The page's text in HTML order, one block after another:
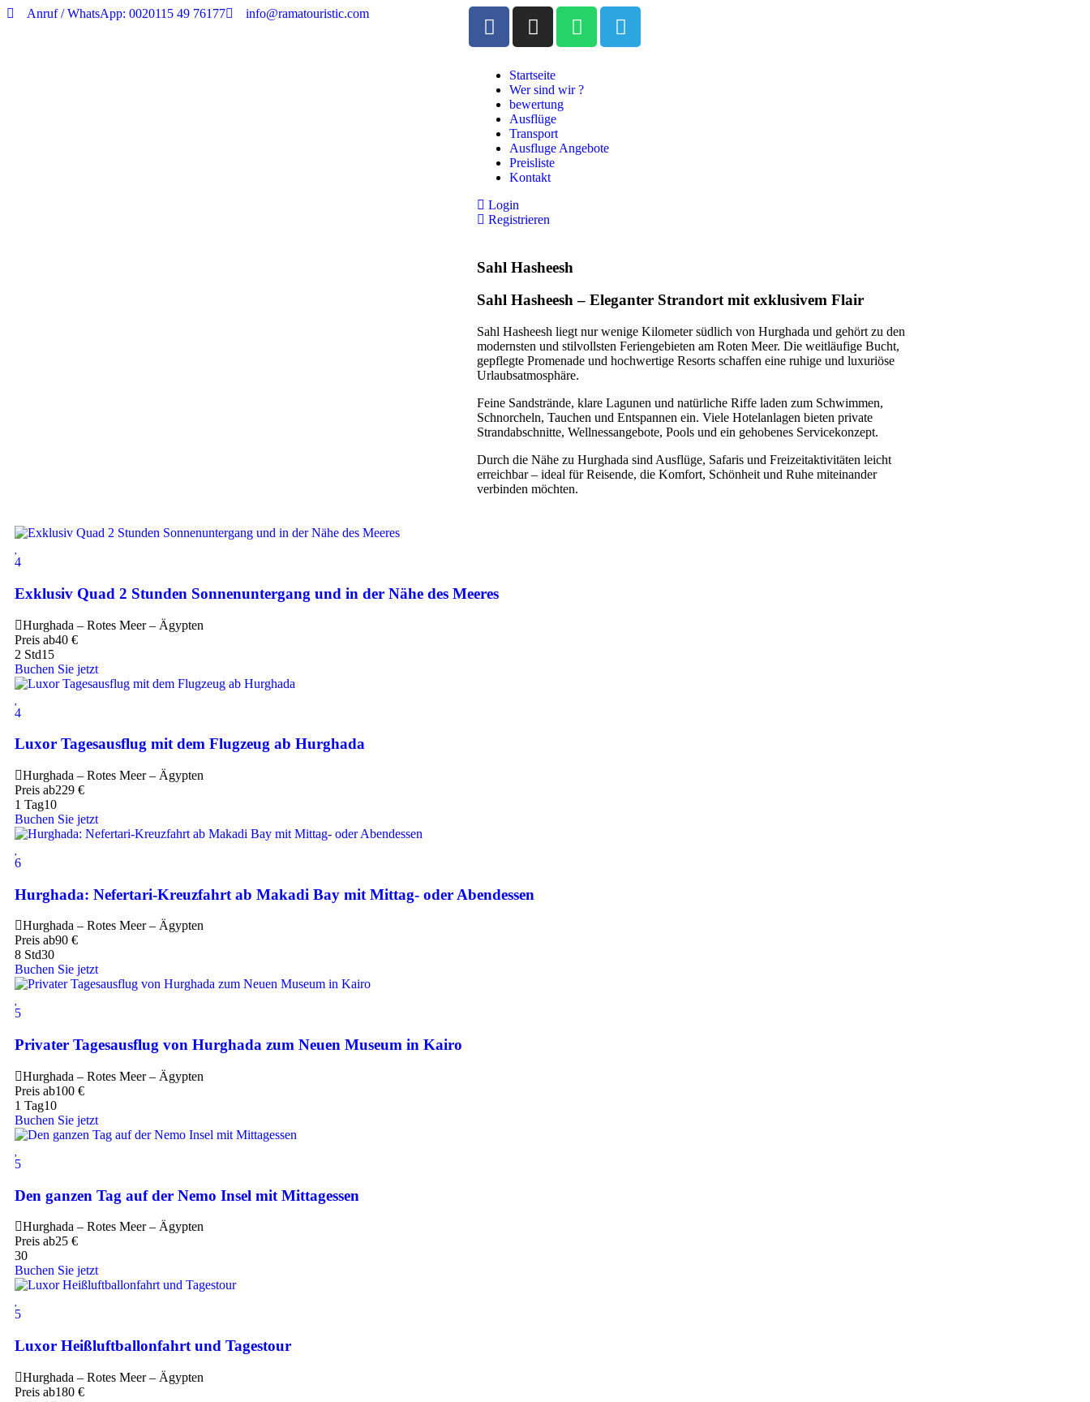
Anruf / WhatsApp: 0020115 49 76177 info@ramatouristic.com
Startseite
Wer sind wir ?
bewertung
Ausflüge
Transport
Ausfluge Angebote
Preisliste
Kontakt
Login
Registrieren
Sahl Hasheesh
Sahl Hasheesh – Eleganter Strandort mit exklusivem Flair
Sahl Hasheesh liegt nur wenige Kilometer südlich von Hurghada und gehört zu den
modernsten und stilvollsten Feriengebieten am Roten Meer. Die weitläufige Bucht,
gepflegte Promenade und hochwertige Resorts schaffen eine ruhige und luxuriöse
Urlaubsatmosphäre.
Feine Sandstrände, klare Lagunen und natürliche Riffe laden zum Schwimmen,
Schnorcheln, Tauchen und Entspannen ein. Viele Hotelanlagen bieten private
Strandabschnitte, Wellnessangebote, Pools und ein gehobenes Servicekonzept.
Durch die Nähe zu Hurghada sind Ausflüge, Safaris und Freizeitaktivitäten leicht
erreichbar – ideal für Reisende, die Komfort, Schönheit und Ruhe miteinander
verbinden möchten.
4
Exklusiv Quad 2 Stunden Sonnenuntergang und in der Nähe des Meeres
Hurghada – Rotes Meer – Ägypten
Preis ab40 €
2 Std15
Buchen Sie jetzt
4
Luxor Tagesausflug mit dem Flugzeug ab Hurghada
Hurghada – Rotes Meer – Ägypten
Preis ab229 €
1 Tag10
Buchen Sie jetzt
6
Hurghada: Nefertari-Kreuzfahrt ab Makadi Bay mit Mittag- oder Abendessen
Hurghada – Rotes Meer – Ägypten
Preis ab90 €
8 Std30
Buchen Sie jetzt
5
Privater Tagesausflug von Hurghada zum Neuen Museum in Kairo
Hurghada – Rotes Meer – Ägypten
Preis ab100 €
1 Tag10
Buchen Sie jetzt
5
Den ganzen Tag auf der Nemo Insel mit Mittagessen
Hurghada – Rotes Meer – Ägypten
Preis ab25 €
30
Buchen Sie jetzt
5
Luxor Heißluftballonfahrt und Tagestour
Hurghada – Rotes Meer – Ägypten
Preis ab180 €